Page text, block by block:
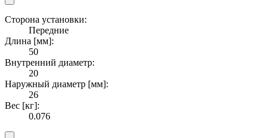
Сторона установки:
Передние
Длина [мм]:
50
Внутренний диаметр:
20
Наружный диаметр [мм]:
26
Вес [кг]:
0.076